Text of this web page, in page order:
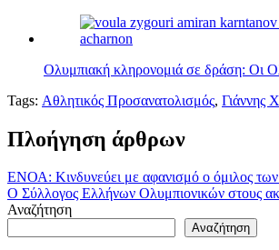
Ολυμπιακή κληρονομιά σε δράση: Οι
Tags: Αθλητικός Προσανατολισμός, Γιάννης
Πλοήγηση άρθρων
ΕΝΟΑ: Κινδυνεύει με αφανισμό ο όμιλος
Ο Σύλλογος Ελλήνων Ολυμπιονικών στους
Αναζήτηση
Αναζήτηση